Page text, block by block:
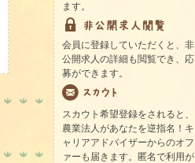
ます。
会員に登録していただくと、非
公開求人の詳細も閲覧でき、応
募ができます。
スカウト希望登録をされると、
農業法人があなたを逆指名！キ
ャリアアドバイザーからのオフ
ァーも届きます。匿名で利用が